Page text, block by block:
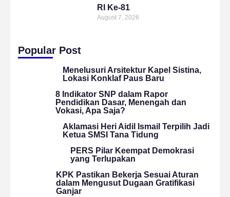
RI Ke-81
August 7, 2026
Popular Post
Menelusuri Arsitektur Kapel Sistina,
Lokasi Konklaf Paus Baru
8 Indikator SNP dalam Rapor
Pendidikan Dasar, Menengah dan
Vokasi, Apa Saja?
Aklamasi Heri Aidil Ismail Terpilih Jadi
Ketua SMSI Tana Tidung
PERS Pilar Keempat Demokrasi
yang Terlupakan
KPK Pastikan Bekerja Sesuai Aturan
dalam Mengusut Dugaan Gratifikasi
Ganjar